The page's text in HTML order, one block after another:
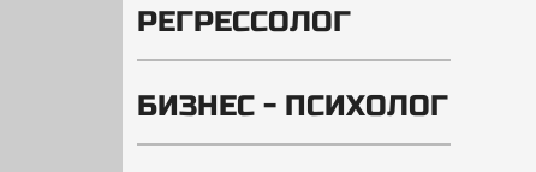
РЕГРЕССОЛОГ
БИЗНЕС - ПСИХОЛОГ